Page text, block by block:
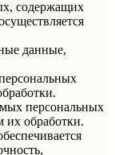
содержащих
данные,
персональных
обработки.